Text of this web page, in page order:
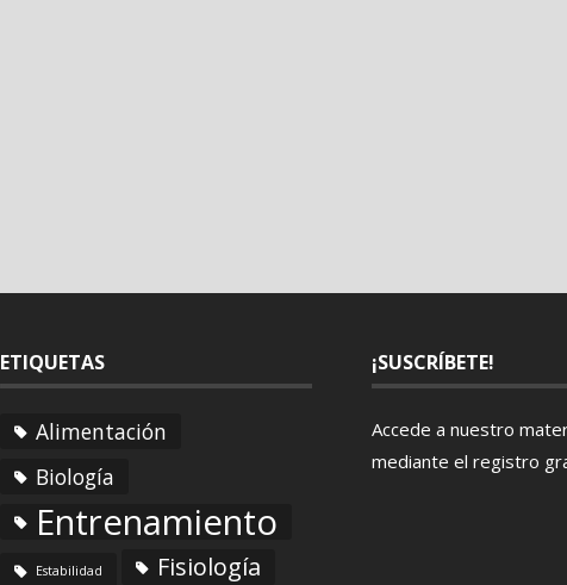
ETIQUETAS
Alimentación
Biología
Entrenamiento
Estabilidad Fisiología
¡SUSCRÍBETE!
Accede a nuestro
mediante el registro